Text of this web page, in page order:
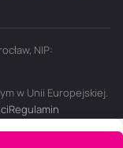
NIP:
w Unii Europejskiej.
Regulamin